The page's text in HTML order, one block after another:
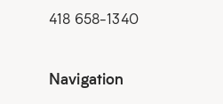
418 658-1340
Navigation